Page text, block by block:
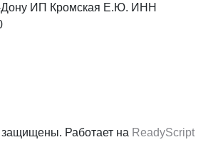
Дону ИП Кромская Е.Ю. ИНН
Работает на ReadyScript